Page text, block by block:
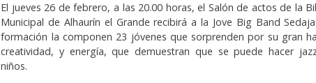
El jueves 26 de febrero, a las 20.00 horas, el Salón de actos de la
Municipal de Alhaurín el Grande recibirá a la Jove Big Band
formación la componen 23 jóvenes que sorprenden por su gran
creatividad, y energía, que demuestran que se puede hacer
niños.